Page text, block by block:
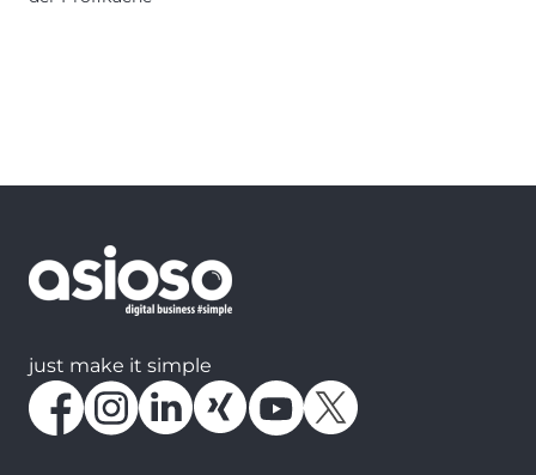
just make it simple